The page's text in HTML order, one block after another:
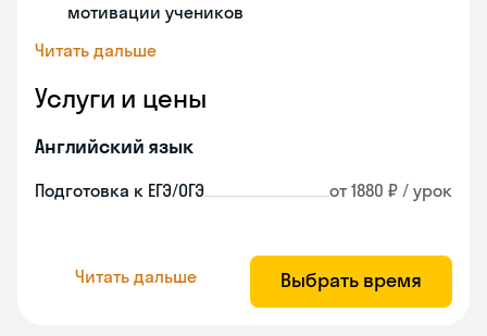
мотивации учеников
Читать дальше
Услуги и цены
Английский язык
Подготовка к ЕГЭ/ОГЭ от 1880 ₽ / урок
Читать дальше Выбрать время